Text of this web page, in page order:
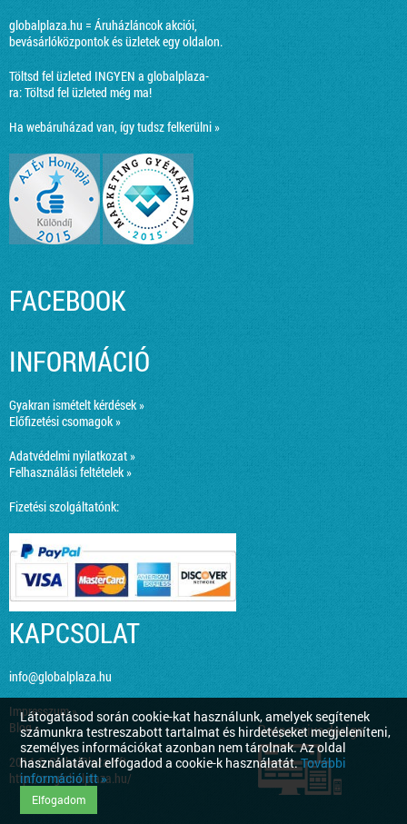
Látogatásod során cookie-kat használunk, amelyek segítenek
számunkra testreszabott tartalmat és hirdetéseket megjeleníteni,
személyes információkat azonban nem tárolnak. Az oldal
használatával elfogadod a cookie-k használatát.További
információ itt »
Elfogadom
globalplaza.hu = Áruházláncok akciói,
bevásárlóközpontok és üzletek egy oldalon.
Töltsd fel üzleted INGYEN a globalplaza-
ra:Töltsd fel üzleted még ma!
Ha webáruházad van, így tudsz felkerülni »
FACEBOOK
INFORMÁCIÓ
Gyakran ismételt kérdések »
Előfizetési csomagok »
Adatvédelmi nyilatkozat »
Felhasználási feltételek »
Fizetési szolgáltatónk:
KAPCSOLAT
info@globalplaza.hu
Impresszum »
Blog »
2014 © GlobalPlaza Kft.
http://co.globalplaza.hu/
Responsive design